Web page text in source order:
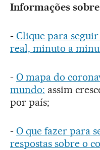
Informações
- Clique para
real, minuto a
- O mapa do
mundo: assim
por país;
- O que fazer para
respostas sobre o